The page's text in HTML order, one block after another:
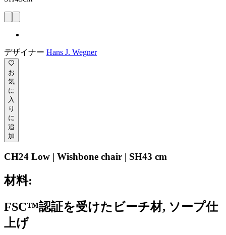
デザイナー Hans J. Wegner
お
気
に
入
り
に
追
加
CH24 Low | Wishbone chair | SH43 cm
材料:
FSC™認証を受けたビーチ材, ソープ仕
上げ